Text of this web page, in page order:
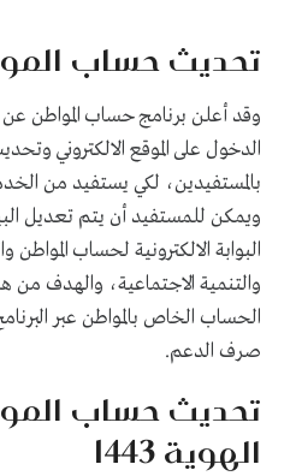
تحديث حساب
وقد أعلن برنامج حساب المواطن عن
الدخول على الموقع الالكتروني وتحديث
بالمستفيدين، لكي يستفيد من الخدمات
ويمكن للمستفيد أن يتم تعديل
البوابة الالكترونية لحساب المواطن
والتنمية الاجتماعية، والهدف من هذا
الحساب الخاص بالمواطن عبر البرنامج،
صرف الدعم.
تحديث حساب
الهوية 1443